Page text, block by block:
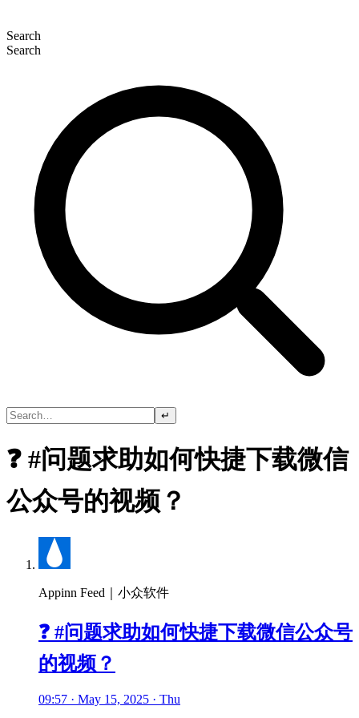
Search
Search
↵
❓ #问题求助如何快捷下载微信
公众号的视频？
Appinn Feed｜小众软件
❓ #问题求助如何快捷下载微信公众号
的视频？
09:57 · May 15, 2025 · Thu